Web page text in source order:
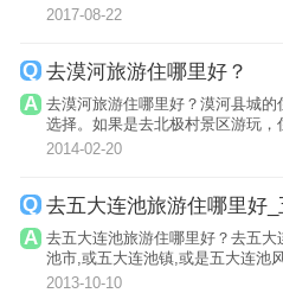
2017-08-22
去漠河旅游住哪里好？
去漠河旅游住哪里好？漠河县城
选择。如果是去北极村景区游玩，
选择。
2014-02-20
去五大连池旅游住哪里好
去五大连池旅游住哪里好？去五
池市,或五大连池镇,或是五大连池
淆,因此在...
2013-10-10